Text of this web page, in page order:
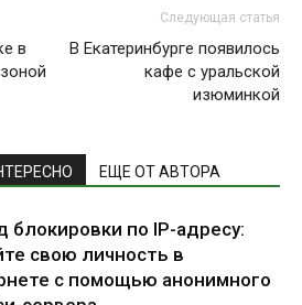
в
Следующая статья
В Екатеринбурге появилось
кафе с уральской
изюминкой
ЕЩЕ ОТ АВТОРА
блокировки по IP-адресу:
свою личность в
с помощью анонимного